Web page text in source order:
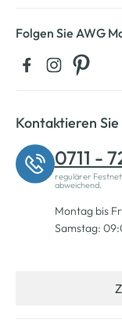
Folgen Sie AWG
Kontaktieren Sie
0711 -
regulärer
abweichend.
Montag bis
Samstag: